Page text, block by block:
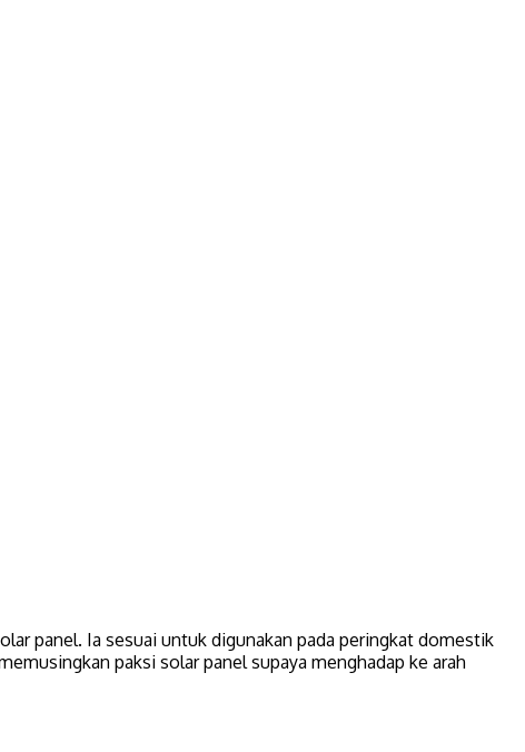
panel. Ia sesuai untuk digunakan pada peringkat domestik
paksi solar panel supaya menghadap ke arah